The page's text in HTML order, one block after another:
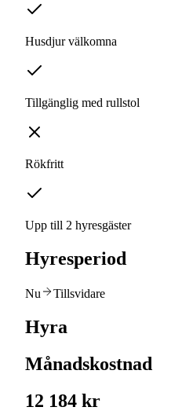
Husdjur välkomna
Tillgänglig med rullstol
Rökfritt
Upp till 2 hyresgäster
Hyresperiod
Nu Tillsvidare
Hyra
Månadskostnad
12 184 kr